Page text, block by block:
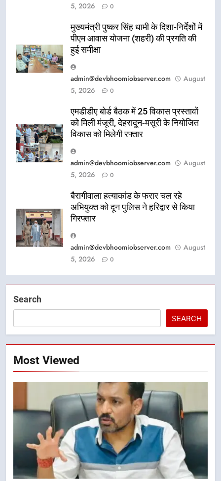
5, 2026
0
मुख्यमंत्री पुष्कर सिंह धामी के दिशा-निर्देशों में
पीएम आवास योजना (शहरी) की प्रगति की
हुई समीक्षा
admin@devbhoomiobserver.com
August
5, 2026
0
एमडीडीए बोर्ड बैठक में 25 विकास प्रस्तावों
को मिली मंजूरी, देहरादून-मसूरी के नियोजित
विकास को मिलेगी रफ्तार
admin@devbhoomiobserver.com
August
5, 2026
0
बैरागीवाला हत्याकांड के फरार चल रहे
अभियुक्त को दून पुलिस ने हरिद्वार से किया
गिरफ्तार
admin@devbhoomiobserver.com
August
5, 2026
0
Search
SEARCH
Most Viewed
5